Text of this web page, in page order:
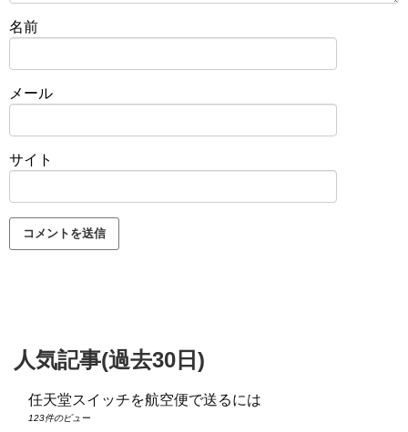
名前
メール
サイト
人気記事(過去30日)
任天堂スイッチを航空便で送るには
123件のビュー